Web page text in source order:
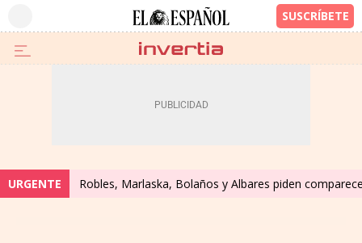
URGENTE Robles, Marlaska, Bolaños y Albares piden